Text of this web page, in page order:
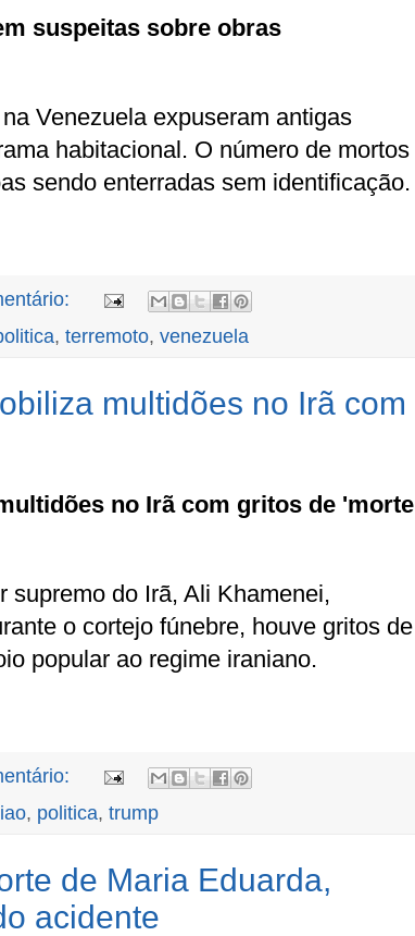
suspeitas sobre obras
Venezuela expuseram antigas
habitacional. O número de mortos
sendo enterradas sem identificação.
, terremoto, venezuela
multidões no Irã com
no Irã com gritos de 'morte
supremo do Irã, Ali Khamenei,
o cortejo fúnebre, houve gritos de
popular ao regime iraniano.
, politica, trump
de Maria Eduarda,
acidente